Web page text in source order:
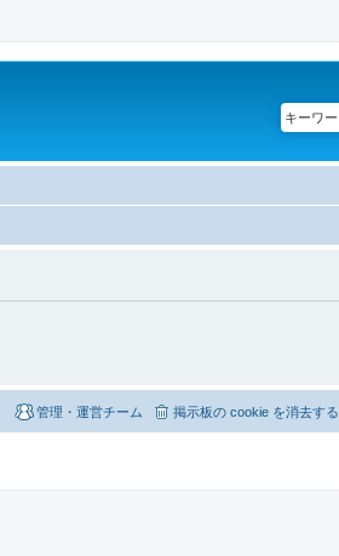
掲示板の cookie を消去する
管理・運営チーム